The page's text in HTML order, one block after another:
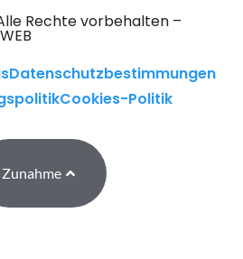
Rechte vorbehalten –
Datenschutzbestimmungen
Cookies-Politik
Zunahme